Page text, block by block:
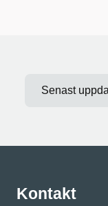
Senast
Kontakt